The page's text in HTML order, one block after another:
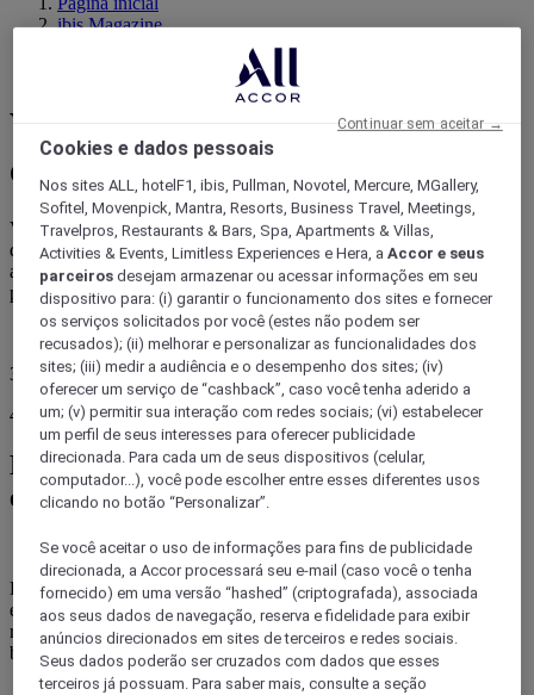
ibis Magazine
viagem barata pelo Brasil
Viagem em família no Brasil
com orçamento limitado
Viajar com a família pelo Brasil pode ser econômico, sustentável e
descomplicado, ainda mais com um carro elétrico na rota. Neste
artigo, descubra dicas práticas e acessíveis para curtir o país com
praticidade nos hotéis das marcas ibis.
31 julho 2025
4 minutos
Planejamento inteligente para
economizar na estrada
Economizar na estrada é uma arte que começa no mapa. Com
escolhas certeiras, como rotas bem equipadas e vantagens que
recompensam cada parada, sua viagem em família pode ser leve no
bolso e cheia de descobertas. Confira!
Cookies e dados pessoais
Nos sites ALL, hotelF1, ibis, Pullman, Novotel, Mercure, MGallery,
Sofitel, Movenpick, Mantra, Resorts, Business Travel, Meetings,
Travelpros, Restaurants & Bars, Spa, Apartments & Villas,
Activities & Events, Limitless Experiences e Hera, aAccor e seus
parceiros desejam armazenar ou acessar informações em seu
dispositivo para: (i) garantir o funcionamento dos sites e fornecer
os serviços solicitados por você (estes não podem ser
recusados); (ii) melhorar e personalizar as funcionalidades dos
sites; (iii) medir a audiência e o desempenho dos sites; (iv)
oferecer um serviço de “cashback”, caso você tenha aderido a
um; (v) permitir sua interação com redes sociais; (vi) estabelecer
um perfil de seus interesses para oferecer publicidade
direcionada. Para cada um de seus dispositivos (celular,
computador...), você pode escolher entre esses diferentes usos
clicando no botão “Personalizar”.
Se você aceitar o uso de informações para fins de publicidade
direcionada, a Accor processará seu e-mail (caso você o tenha
fornecido) em uma versão “hashed” (criptografada), associada
aos seus dados de navegação, reserva e fidelidade para exibir
anúncios direcionados em sites de terceiros e redes sociais.
Seus dados poderão ser cruzados com dados que esses
terceiros já possuam. Para saber mais, consulte a seção
Continuar sem aceitar →